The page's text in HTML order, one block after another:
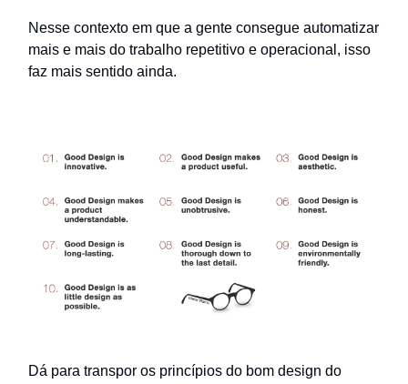
Nesse contexto em que a gente consegue automatizar
mais e mais do trabalho repetitivo e operacional, isso
faz mais sentido ainda.
Dá para transpor os princípios do bom design do